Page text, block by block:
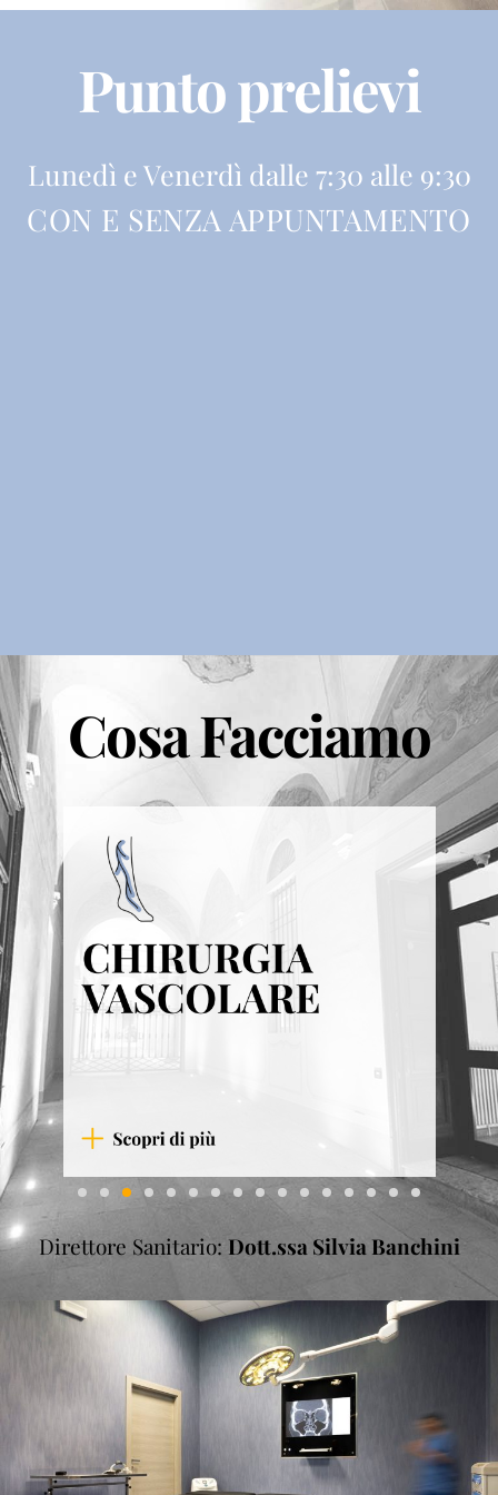
Punto prelievi
Lunedì e Venerdì dalle 7:30 alle 9:30
CON E SENZA APPUNTAMENTO
Cosa Facciamo
Direttore Sanitario: Dott.ssa Silvia Banchini